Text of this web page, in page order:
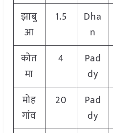
झाबु
आ
1.5
Dha
n
कोत
मा
4
Pad
dy
मोह
गांव
20
Pad
dy